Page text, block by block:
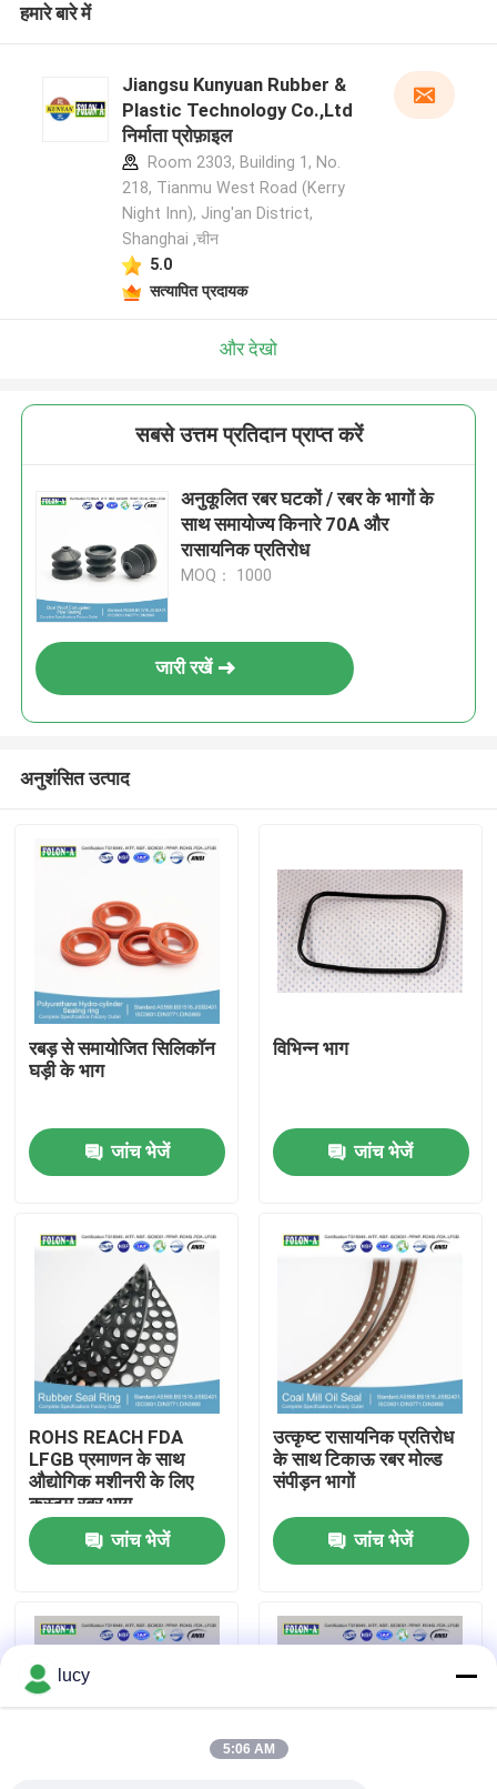
हमारे बारे में
फैक्टरी यात्रा
गुणवत्ता नियंत्रण
हमसे संपर्क करें
समाचार
सभी मामलों
हमारे बारे में
Jiangsu Kunyuan Rubber &
Plastic Technology Co.,Ltd
निर्माता प्रोफ़ाइल
Room 2303, Building 1, No.
218, Tianmu West Road (Kerry
Night Inn), Jing'an District,
Shanghai ,चीन
5.0
सत्यापित प्रदायक
और देखो
सबसे उत्तम प्रतिदान प्राप्त करें
अनुकूलित रबर घटकों / रबर के भागों के
साथ समायोज्य किनारे 70A और
रासायनिक प्रतिरोध
MOQ： 1000
जारी रखें
अनुशंसित उत्पाद
रबड़ से समायोजित सिलिकॉन
घड़ी के भाग
जांच भेजें
विभिन्न भाग
जांच भेजें
ROHS REACH FDA
LFGB प्रमाणन के साथ
औद्योगिक मशीनरी के लिए
कस्टम रबर भाग
जांच भेजें
उत्कृष्ट रासायनिक प्रतिरोध
के साथ टिकाऊ रबर मोल्ड
संपीड़न भागों
जांच भेजें
lucy
5:06 AM